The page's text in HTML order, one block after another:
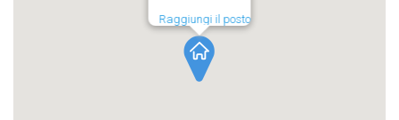
Raggiungi il posto